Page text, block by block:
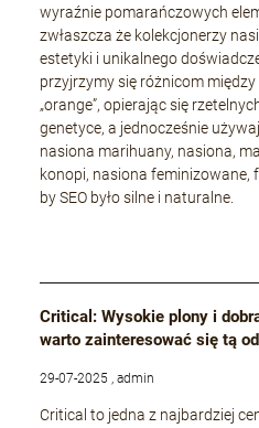
wyraźnie pomarańczowych
zwłaszcza że kolekcjonerzy
estetyki i unikalnego
przyjrzymy się różnicom między
„orange”, opierając się
genetyce, a jednocześnie
nasiona marihuany, nasiona,
konopi, nasiona feminizowane,
by SEO było silne i naturalne.
Critical: Wysokie plony i
warto zainteresować się tą
29-07-2025 , admin
Critical to jedna z najbardziej